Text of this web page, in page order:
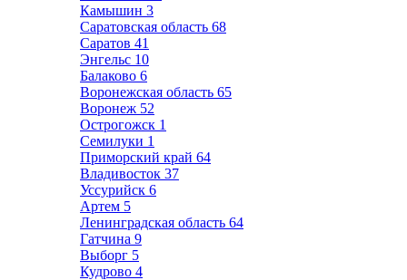
Камышин 3
Саратовская область 68
Саратов 41
Энгельс 10
Балаково 6
Воронежская область 65
Воронеж 52
Острогожск 1
Семилуки 1
Приморский край 64
Владивосток 37
Уссурийск 6
Артем 5
Ленинградская область 64
Гатчина 9
Выборг 5
Кудрово 4